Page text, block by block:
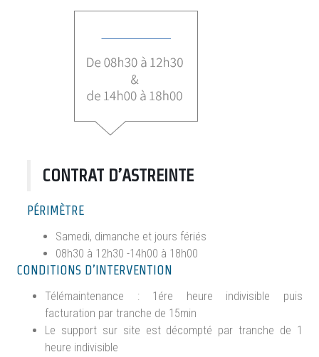
CONTRAT D’ASTREINTE
PÉRIMÈTRE
Samedi, dimanche et jours fériés
08h30 à 12h30 -14h00 à 18h00
CONDITIONS D’INTERVENTION
Télémaintenance : 1ére heure indivisible puis
facturation par tranche de 15min
Le support sur site est décompté par tranche de 1
heure indivisible